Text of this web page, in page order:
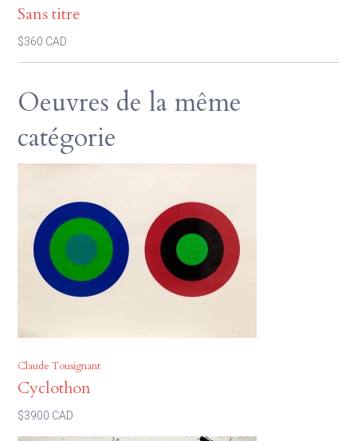
Sans titre
$360 CAD
Oeuvres de la même
catégorie
Claude Tousignant
Cyclothon
$3900 CAD